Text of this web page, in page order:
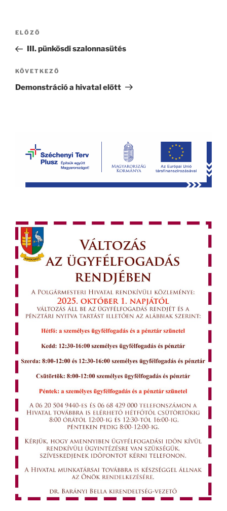
Bejegyzés
Korábbi
bejegyzés
ELŐZŐ
III. pünkösdi szalonnasütés
Következő
bejegyzés
KÖVETKEZŐ
Demonstráció a hivatal előtt